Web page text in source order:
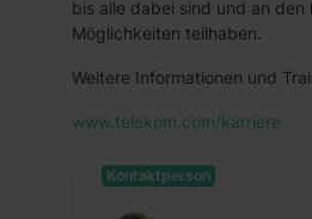
bis alle dabei sind und an den
Möglichkeiten teilhaben.
Weitere Informationen und
www.telekom.com/karriere
Kontaktperson